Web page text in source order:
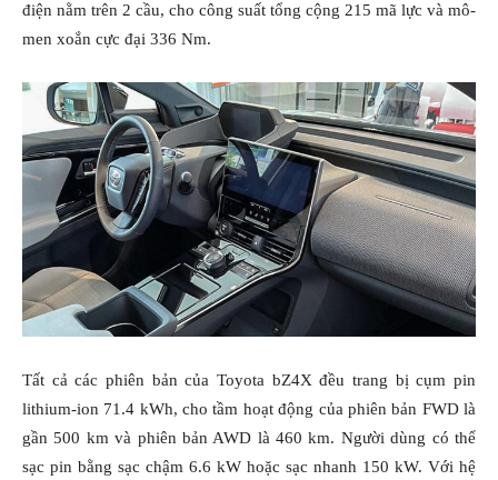
điện nằm trên 2 cầu, cho công suất tổng cộng 215 mã lực và mô-
men xoắn cực đại 336 Nm.
Tất cả các phiên bản của Toyota bZ4X đều trang bị cụm pin
lithium-ion 71.4 kWh, cho tầm hoạt động của phiên bản FWD là
gần 500 km và phiên bản AWD là 460 km. Người dùng có thể
sạc pin bằng sạc chậm 6.6 kW hoặc sạc nhanh 150 kW. Với hệ